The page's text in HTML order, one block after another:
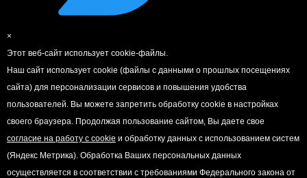
×
Этот веб-сайт использует cookie-файлы.
Наш сайт использует cookie (файлы с данными о прошлых посещениях
сайта) для персонализации сервисов и повышения удобства
пользователей. Вы можете запретить обработку cookie в настройках
своего браузера. Продолжая пользование сайтом, Вы даете свое
согласие на работу с cookie и обработку данных с использованием систем
(Яндекс Метрика). Обработка Ваших персональных данных
осуществляется в соответствии с требованиями Федерального закона от